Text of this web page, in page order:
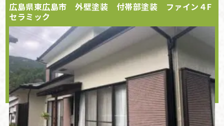
広島県東広島市 外壁塗装 付帯部塗装 ファイン４F
セラミック